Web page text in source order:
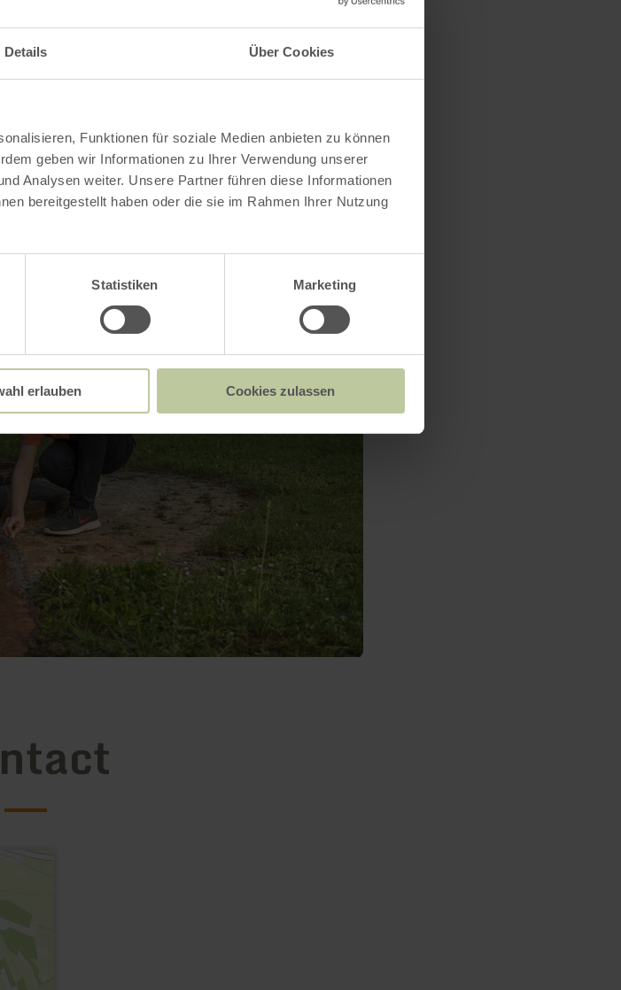
Details Über Cookies
Funktionen für soziale Medien anbieten zu können
geben wir Informationen zu Ihrer Verwendung unserer
Analysen weiter. Unsere Partner führen diese Informationen
bereitgestellt haben oder die sie im Rahmen Ihrer Nutzung
Statistiken Marketing
erlauben Cookies zulassen